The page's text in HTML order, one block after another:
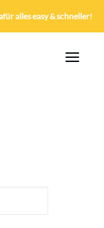
alles easy & schneller!